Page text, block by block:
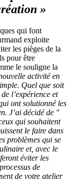
»
qui font
exploite
les pièges de la
pour être
le souligne la
activité en
Quel que soit
l’expérience et
ont solutionné les
J’ai décidé de "
qui souhaitent
le faire dans
problèmes qui se
et, avec le
éviter les
de
de votre atelier